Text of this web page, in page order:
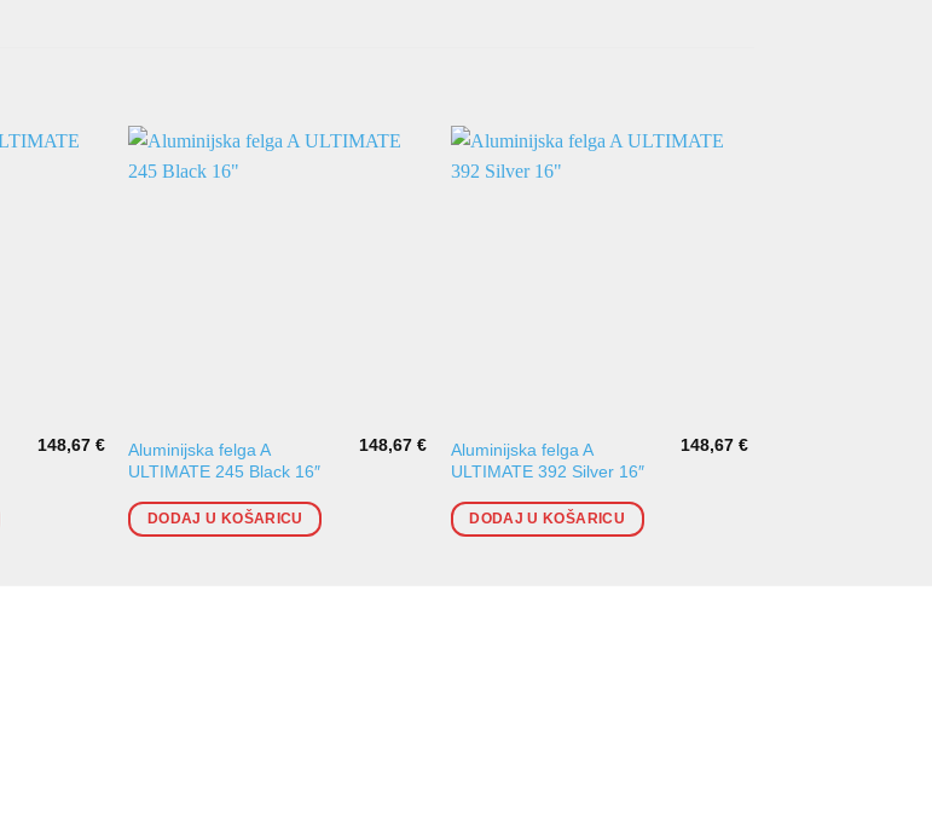
148,67 €
Aluminijska felga A
ULTIMATE 245 Black 16″
148,67 €
DODAJ U KOŠARICU
Aluminijska felga A
ULTIMATE 392 Silver 16″
148,67€
DODAJ U KOŠARICU